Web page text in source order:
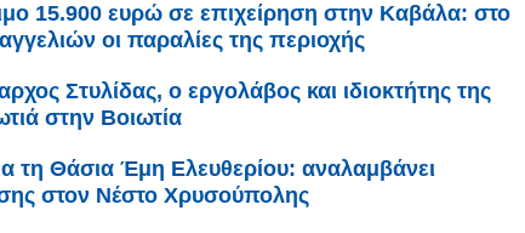
15.900 ευρώ σε επιχείρηση στην Καβάλα: στο
οι παραλίες της περιοχής
Στυλίδας, ο εργολάβος και ιδιοκτήτης της
στην Βοιωτία
τη Θάσια Έμη Ελευθερίου: αναλαμβάνει
στον Νέστο Χρυσούπολης